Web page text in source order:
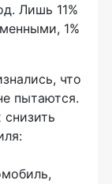
Лишь 11%
1%
что
пытаются.
снизить